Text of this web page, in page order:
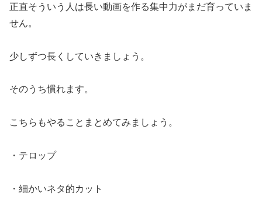
正直そういう人は長い動画を作る集中力がまだ育っていま
せん。
少しずつ長くしていきましょう。
そのうち慣れます。
こちらもやることまとめてみましょう。
・テロップ
・細かいネタ的カット